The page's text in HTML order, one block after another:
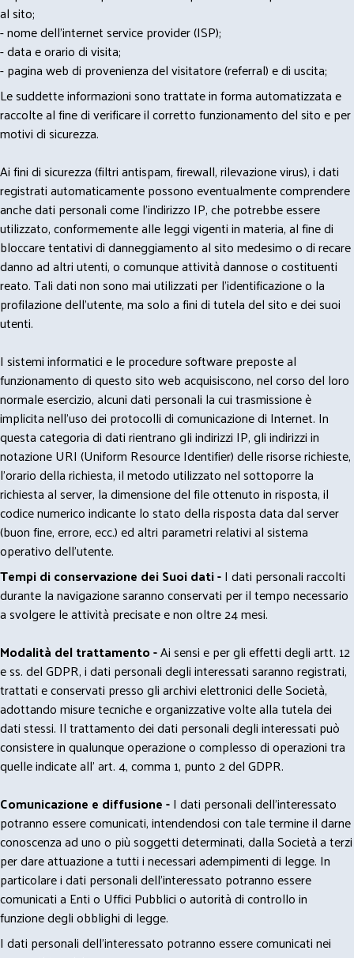
al sito;
- nome dell'internet service provider (ISP);
- data e orario di visita;
- pagina web di provenienza del visitatore (referral) e di uscita;
Le suddette informazioni sono trattate in forma automatizzata e
raccolte al fine di verificare il corretto funzionamento del sito e per
motivi di sicurezza.
Ai fini di sicurezza (filtri antispam, firewall, rilevazione virus), i dati
registrati automaticamente possono eventualmente comprendere
anche dati personali come l'indirizzo IP, che potrebbe essere
utilizzato, conformemente alle leggi vigenti in materia, al fine di
bloccare tentativi di danneggiamento al sito medesimo o di recare
danno ad altri utenti, o comunque attività dannose o costituenti
reato. Tali dati non sono mai utilizzati per l'identificazione o la
profilazione dell'utente, ma solo a fini di tutela del sito e dei suoi
utenti.
I sistemi informatici e le procedure software preposte al
funzionamento di questo sito web acquisiscono, nel corso del loro
normale esercizio, alcuni dati personali la cui trasmissione è
implicita nell'uso dei protocolli di comunicazione di Internet. In
questa categoria di dati rientrano gli indirizzi IP, gli indirizzi in
notazione URI (Uniform Resource Identifier) delle risorse richieste,
l'orario della richiesta, il metodo utilizzato nel sottoporre la
richiesta al server, la dimensione del file ottenuto in risposta, il
codice numerico indicante lo stato della risposta data dal server
(buon fine, errore, ecc.) ed altri parametri relativi al sistema
operativo dell'utente.
Tempi di conservazione dei Suoi dati -I dati personali raccolti
durante la navigazione saranno conservati per il tempo necessario
a svolgere le attività precisate e non oltre 24 mesi.
Modalità del trattamento -Ai sensi e per gli effetti degli artt. 12
e ss. del GDPR, i dati personali degli interessati saranno registrati,
trattati e conservati presso gli archivi elettronici delle Società,
adottando misure tecniche e organizzative volte alla tutela dei
dati stessi. Il trattamento dei dati personali degli interessati può
consistere in qualunque operazione o complesso di operazioni tra
quelle indicate all' art. 4, comma 1, punto 2 del GDPR.
Comunicazione e diffusione -I dati personali dell’interessato
potranno essere comunicati, intendendosi con tale termine il darne
conoscenza ad uno o più soggetti determinati, dalla Società a terzi
per dare attuazione a tutti i necessari adempimenti di legge. In
particolare i dati personali dell’interessato potranno essere
comunicati a Enti o Uffici Pubblici o autorità di controllo in
funzione degli obblighi di legge.
I dati personali dell’interessato potranno essere comunicati nei